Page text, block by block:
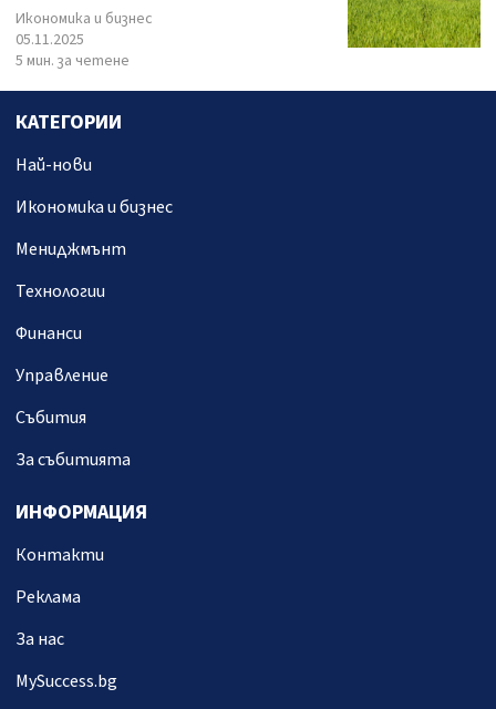
Икономика и бизнес
05.11.2025
5 мин. за четене
КАТЕГОРИИ
Най-нови
Икономика и бизнес
Мениджмънт
Технологии
Финанси
Управление
Събития
За събитията
ИНФОРМАЦИЯ
Контакти
Реклама
За нас
MySuccess.bg